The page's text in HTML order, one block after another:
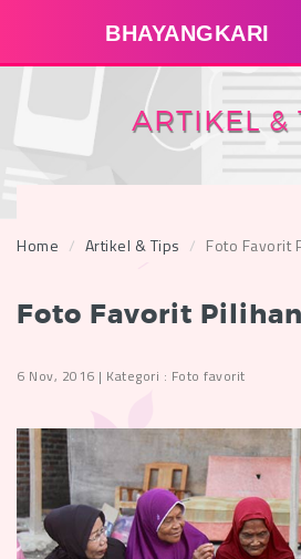
BHAYANGKARI
ARTIKEL &
Home Artikel & Tips Foto Favorit
Foto Favorit Pilihan
6 Nov, 2016 | Kategori : Foto favorit